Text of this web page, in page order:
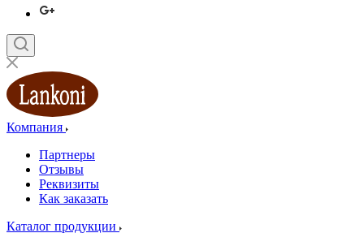
Компания
Партнеры
Отзывы
Реквизиты
Как заказать
Каталог продукции